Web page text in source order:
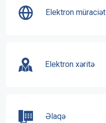
Elektron müraciət
Elektron xəritə
Əlaqə